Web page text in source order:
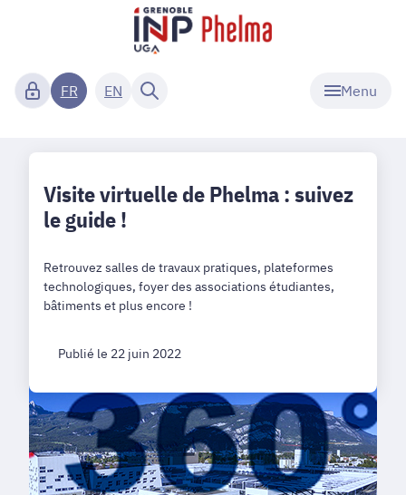
Menu
FR EN
Visite virtuelle de Phelma : suivez
le guide !
Retrouvez salles de travaux pratiques, plateformes
technologiques, foyer des associations étudiantes,
bâtiments et plus encore !
Publié le 22 juin 2022